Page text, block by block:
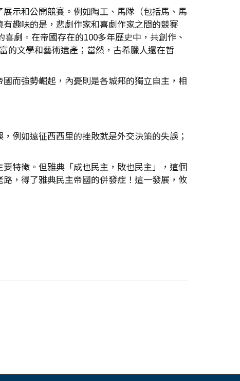
示和公開競賽。例如陶工、馬隊（包括馬、馬
趣味的是，悲劇作家和喜劇作家之間的競賽
劇。在帝國存在的100多年歷史中，共創作、
的文學和藝術遺產；當然，古希臘人還在哲
而強勢崛起，內憂則是各城邦的獨立自主，相
例如遠征西西里的挫敗就是外交決策的失誤；
特徵。但雅典「成也民主，敗也民主」，這個
，得了雅典民主帝國的併發症！這一發展，攸